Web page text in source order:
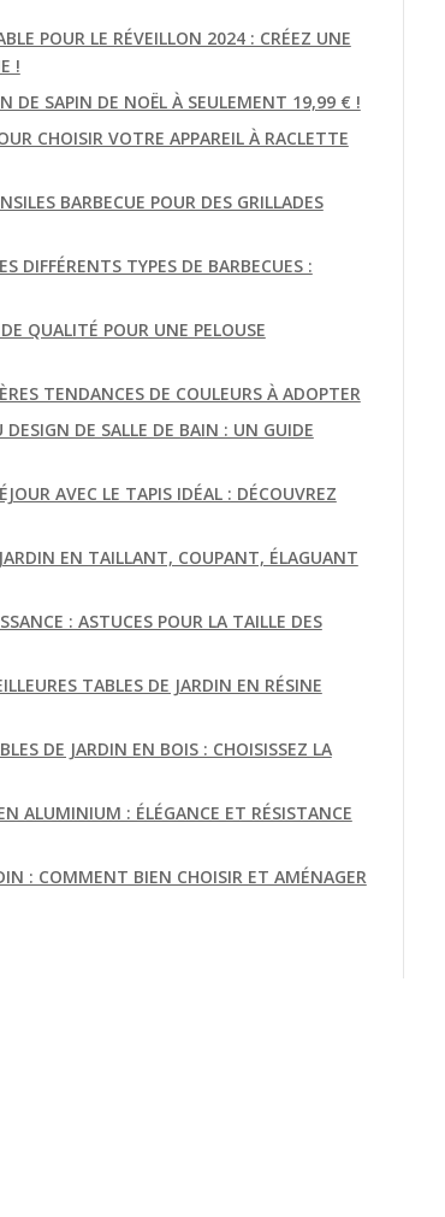
POUR LE RÉVEILLON 2024 : CRÉEZ UNE
!
DE SAPIN DE NOËL À SEULEMENT 19,99 € !
CHOISIR VOTRE APPAREIL À RACLETTE
BARBECUE POUR DES GRILLADES
DIFFÉRENTS TYPES DE BARBECUES :
QUALITÉ POUR UNE PELOUSE
TENDANCES DE COULEURS À ADOPTER
DESIGN DE SALLE DE BAIN : UN GUIDE
AVEC LE TAPIS IDÉAL : DÉCOUVREZ
EN TAILLANT, COUPANT, ÉLAGUANT
: ASTUCES POUR LA TAILLE DES
TABLES DE JARDIN EN RÉSINE
DE JARDIN EN BOIS : CHOISISSEZ LA
ALUMINIUM : ÉLÉGANCE ET RÉSISTANCE
: COMMENT BIEN CHOISIR ET AMÉNAGER